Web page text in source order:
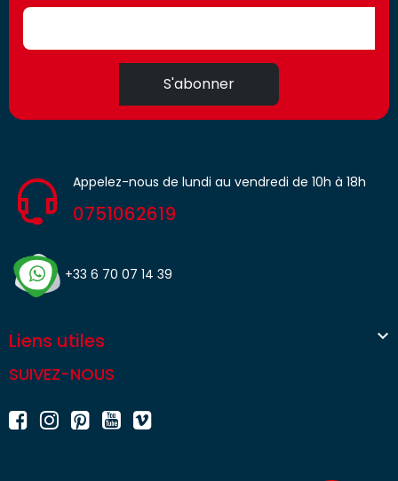
S'abonner
Appelez-nous de lundi au vendredi de 10h à 18h
0751062619
+33 6 70 07 14 39
Liens utiles 
SUIVEZ-NOUS